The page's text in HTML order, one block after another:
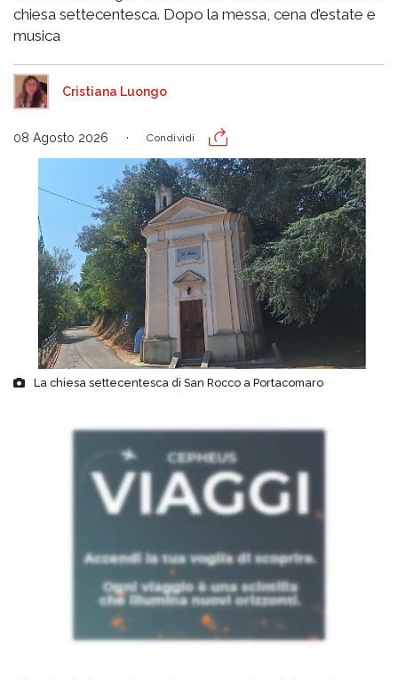
chiesa settecentesca. Dopo la messa, cena d’estate e
musica
Cristiana Luongo
08 Agosto 2026 Condividi
La chiesa settecentesca di San Rocco a Portacomaro